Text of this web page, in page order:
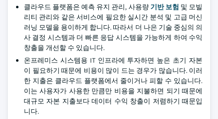
클라우드 플랫폼은 예측 유지 관리, 사용량 기반 보험 및 모빌
리티 관리와 같은 서비스에 필요한 실시간 분석 및 고급 머신
러닝 모델을 용이하게 합니다. 따라서 더 나은 기술 중심의 의
사 결정 시스템과 더 빠른 응답 시스템을 가능하게 하여 수익
창출을 개선할 수 있습니다.
온프레미스 시스템용 IT 인프라에 투자하면 높은 초기 자본
이 필요하기 때문에 비용이 많이 드는 경우가 많습니다. 이러
한 지출은 클라우드 플랫폼에서 줄이거나 피할 수 있습니다.
이는 사용자가 사용한 만큼만 비용을 지불하면 되기 때문에
대규모 자본 지출보다 데이터 수익 창출이 저렴하기 때문입
니다.